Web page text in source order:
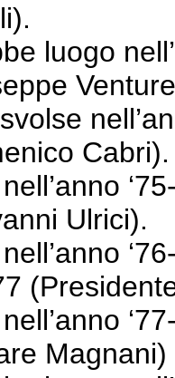
luogo
Cabri).
Ulrici).
Magnani)